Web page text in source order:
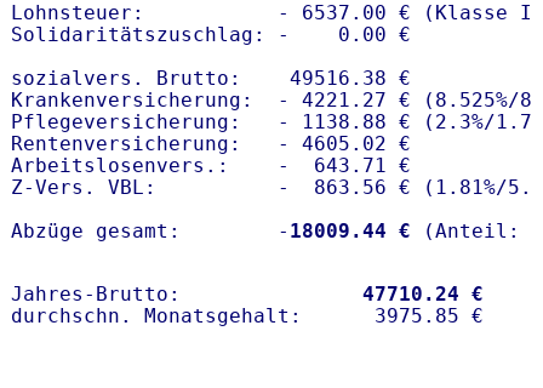
Lohnsteuer:           - 6537.00 € (Klasse I)
Solidaritätszuschlag: -    0.00 €
sozialvers. Brutto:    49516.38 €
Krankenversicherung:  - 4221.27 € (8.525%/
Pflegeversicherung:   - 1138.88 € (2.3%/
Rentenversicherung:   - 4605.02 €
Arbeitslosenvers.:    -  643.71 €
Z-Vers. VBL:          -  863.56 € ( 1.81%/
Abzüge gesamt:        - 18009.44 €
Jahres-Brutto: 47710.24 €